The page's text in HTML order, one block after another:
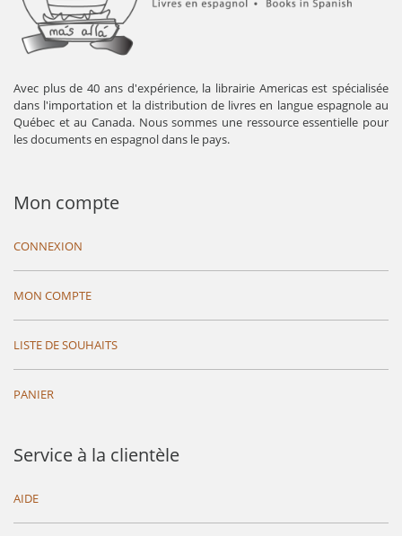
Avec plus de 40 ans d'expérience, la librairie Americas est spécialisée
dans l'importation et la distribution de livres en langue espagnole au
Québec et au Canada. Nous sommes une ressource essentielle pour
les documents en espagnol dans le pays.
Mon compte
CONNEXION
MON COMPTE
LISTE DE SOUHAITS
PANIER
Service à la clientèle
AIDE